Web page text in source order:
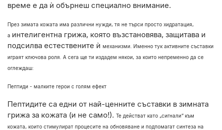
време е да ѝ обърнеш специално внимание.
През зимата кожата има различни нужди, тя не търси просто хидратация,
а интелигентна грижа, която възстановява, защитава и
подсилва естествените ѝ механизми. Именно тук активните съставки
играят ключова роля. А сега ще ти издадем някои, за които непременно да се
оглеждаш:
Пептиди - малките герои с голям ефект
Пептидите са едни от най-ценните съставки в зимната
грижа за кожата (и не само!). Те действат като „сигнали“ към
кожата, които стимулират процесите на обновяване и подпомагат синтеза на